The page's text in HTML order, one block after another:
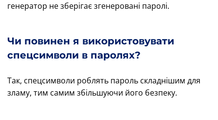
генератор не зберігає згенеровані паролі.
Чи повинен я використовувати
спецсимволи в паролях?
Так, спецсимволи роблять пароль складнішим для
зламу, тим самим збільшуючи його безпеку.